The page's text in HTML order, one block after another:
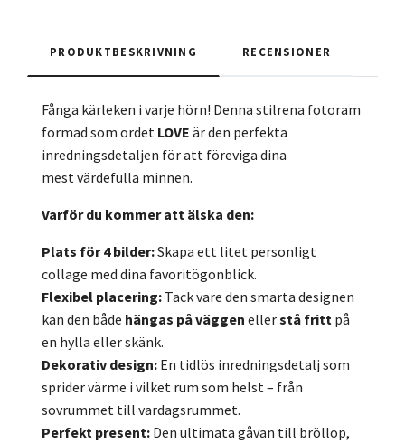
PRODUKTBESKRIVNING RECENSIONER
Fånga kärleken i varje hörn! Denna stilrena fotoram
formad som ordet LOVE är den perfekta
inredningsdetaljen för att föreviga dina
mest värdefulla minnen.
Varför du kommer att älska den:
Plats för 4 bilder:Skapa ett litet personligt
collage med dina favoritögonblick.
Flexibel placering: Tack vare den smarta designen
kan den både hängas på väggen ellerstå fritt på
en hylla eller skänk.
Dekorativ design: En tidlös inredningsdetalj som
sprider värme i vilket rum som helst – från
sovrummet till vardagsrummet.
Perfekt present: Den ultimata gåvan till bröllop,